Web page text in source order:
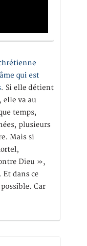
qui est
. Si elle détient
elle va au
temps,
plusieurs
Mais si
Dieu »,
dans ce
Car